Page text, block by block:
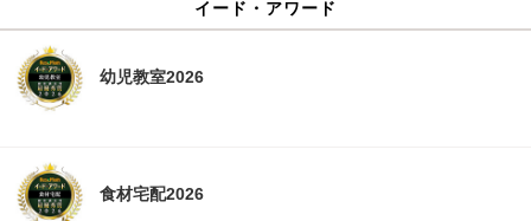
イード・アワード
幼児教室2026
食材宅配2026